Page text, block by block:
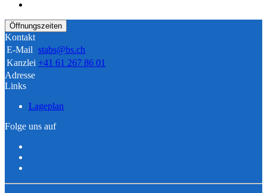
Öffnungszeiten
Kontakt
E-Mail stabs@bs.ch
Kanzlei +41 61 267 86 01
Adresse
Links
Lageplan
Folge uns auf